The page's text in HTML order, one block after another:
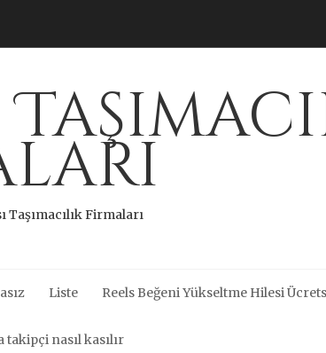
Taşımacılık Firmaları
Liste Reels Beğeni Yükseltme Hilesi
takipçi nasıl kasılır